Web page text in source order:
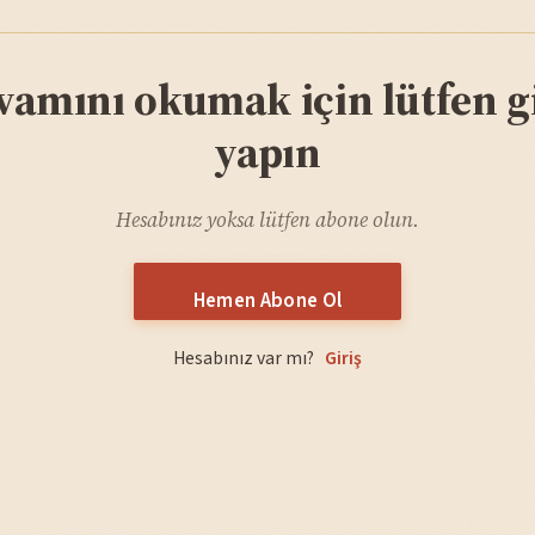
okumak için lütfen
yapın
Hesabınız yoksa lütfen abone olun.
Hemen Abone Ol
Hesabınız var mı? Giriş